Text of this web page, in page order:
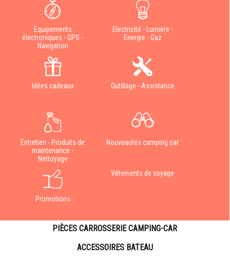
Equipements
électroniques - GPS -
Navigation
Electricité - Lumière -
Energie - Gaz
Idées cadeaux Outillage - Assistance
Entretien - Produits de
maintenance -
Nettoyage
Nouveautés camping car
Promotions
Vêtements de voyage
PIÈCES CARROSSERIE CAMPING-CAR
ACCESSOIRES BATEAU